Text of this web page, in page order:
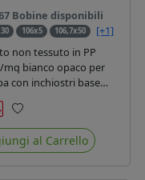
Bobine disponibili
106x5 106,7x50
[+1]
non tessuto in PP
mq bianco opaco per
con inchiostri base
latex, uv, ecosolvente.
a rombi spundbond e
superficiale con totale
di peluria. Occhiellabile,
Preferiti
al Carrello